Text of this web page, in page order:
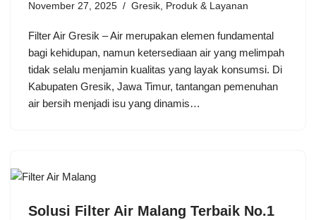
November 27, 2025 Gresik, Produk & Layanan
Filter Air Gresik – Air merupakan elemen fundamental
bagi kehidupan, namun ketersediaan air yang melimpah
tidak selalu menjamin kualitas yang layak konsumsi. Di
Kabupaten Gresik, Jawa Timur, tantangan pemenuhan
air bersih menjadi isu yang dinamis…
Solusi Filter Air Malang Terbaik No.1